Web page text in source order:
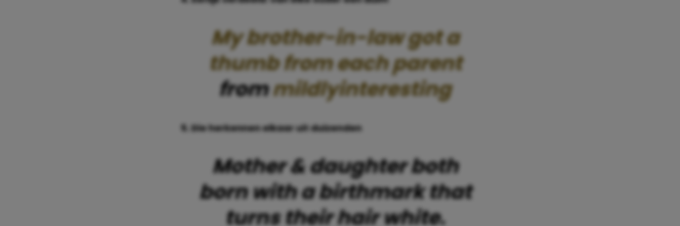
My brother-in-law got a
thumb from each parent
frommildlyinteresting
5. Die herkennen elkaar uit duizenden
Mother & daughter both
born with a birthmark that
turns their hair white.